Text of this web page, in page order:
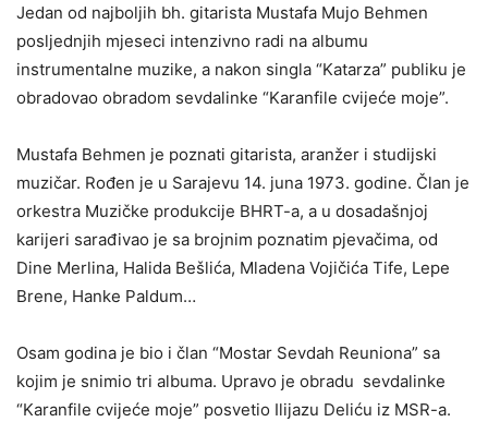
Jedan od najboljih bh. gitarista Mustafa Mujo Behmen
posljednjih mjeseci intenzivno radi na albumu
instrumentalne muzike, a nakon singla “Katarza” publiku je
obradovao obradom sevdalinke “Karanfile cvijeće moje”.
Mustafa Behmen je poznati gitarista, aranžer i studijski
muzičar. Rođen je u Sarajevu 14. juna 1973. godine. Član je
orkestra Muzičke produkcije BHRT-a, a u dosadašnjoj
karijeri sarađivao je sa brojnim poznatim pjevačima, od
Dine Merlina, Halida Bešlića, Mladena Vojičića Tife, Lepe
Brene, Hanke Paldum…
Osam godina je bio i član “Mostar Sevdah Reuniona” sa
kojim je snimio tri albuma. Upravo je obradu sevdalinke
“Karanfile cvijeće moje” posvetio Ilijazu Deliću iz MSR-a.